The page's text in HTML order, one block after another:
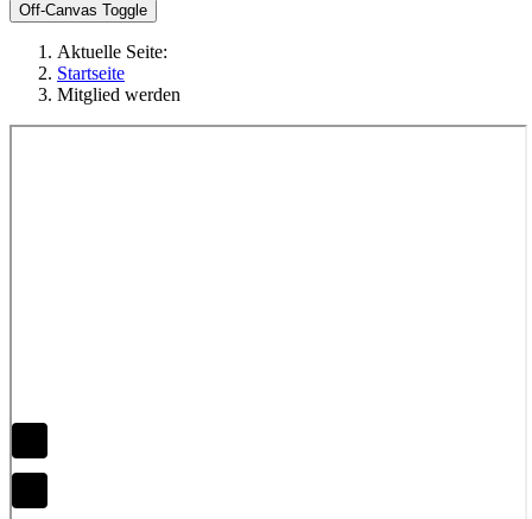
Off-Canvas Toggle
Aktuelle Seite:
Startseite
Mitglied werden